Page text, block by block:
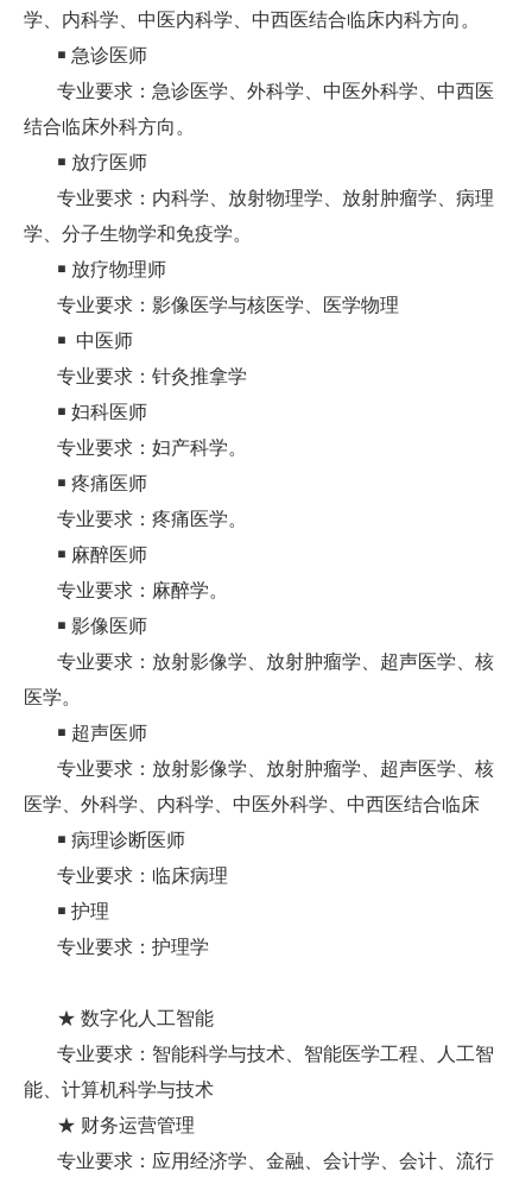
学、内科学、中医内科学、中西医结合临床内科方向。
￭ 急诊医师
专业要求：急诊医学、外科学、中医外科学、中西医
结合临床外科方向。
￭ 放疗医师
专业要求：内科学、放射物理学、放射肿瘤学、病理
学、分子生物学和免疫学。
￭ 放疗物理师
专业要求：影像医学与核医学、医学物理
￭ 中医师
专业要求：针灸推拿学
￭ 妇科医师
专业要求：妇产科学。
￭ 疼痛医师
专业要求：疼痛医学。
￭ 麻醉医师
专业要求：麻醉学。
￭ 影像医师
专业要求：放射影像学、放射肿瘤学、超声医学、核
医学。
￭ 超声医师
专业要求：放射影像学、放射肿瘤学、超声医学、核
医学、外科学、内科学、中医外科学、中西医结合临床
￭ 病理诊断医师
专业要求：临床病理
￭ 护理
专业要求：护理学
★ 数字化人工智能
专业要求：智能科学与技术、智能医学工程、人工智
能、计算机科学与技术
★ 财务运营管理
专业要求：应用经济学、金融、会计学、会计、流行